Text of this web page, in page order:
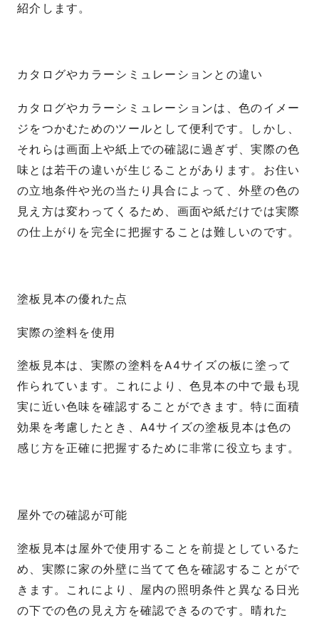
紹介します。
カタログやカラーシミュレーションとの違い
カタログやカラーシミュレーションは、色のイメー
ジをつかむためのツールとして便利です。しかし、
それらは画面上や紙上での確認に過ぎず、実際の色
味とは若干の違いが生じることがあります。お住い
の立地条件や光の当たり具合によって、外壁の色の
見え方は変わってくるため、画面や紙だけでは実際
の仕上がりを完全に把握することは難しいのです。
塗板見本の優れた点
実際の塗料を使用
塗板見本は、実際の塗料をA4サイズの板に塗って
作られています。これにより、色見本の中で最も現
実に近い色味を確認することができます。特に面積
効果を考慮したとき、A4サイズの塗板見本は色の
感じ方を正確に把握するために非常に役立ちます。
屋外での確認が可能
塗板見本は屋外で使用することを前提としているた
め、実際に家の外壁に当てて色を確認することがで
きます。これにより、屋内の照明条件と異なる日光
の下での色の見え方を確認できるのです。晴れた